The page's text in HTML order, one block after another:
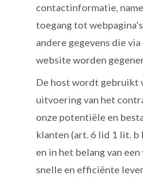
contactinformatie,
toegang tot
andere gegevens die via
website worden
De host wordt gebruikt
uitvoering van het
onze potentiële en
klanten (art. 6 lid 1 lit. b
en in het belang van
snelle en efficiënte